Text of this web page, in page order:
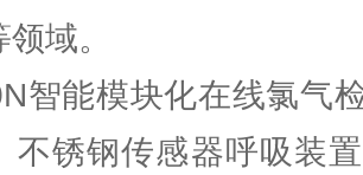
域。
智能模块化在线氯气
不锈钢传感器呼吸装